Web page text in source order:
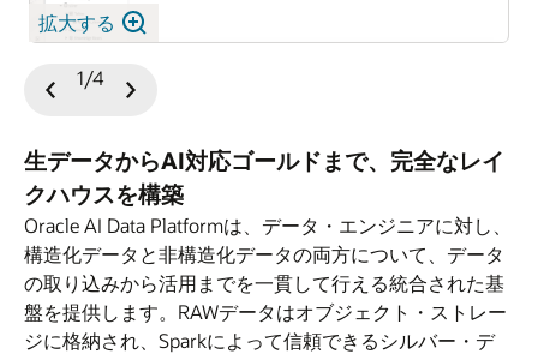
拡大する
生データからAI対応ゴールドまで、完全なレイ
クハウスを構築
Oracle AI Data Platformは、データ・エンジニアに対し、
構造化データと非構造化データの両方について、データ
の取り込みから活用までを一貫して行える統合された基
盤を提供します。RAWデータはオブジェクト・ストレー
ジに格納され、Sparkによって信頼できるシルバー・デ
前
ス
イ
ド
1/4
ス
ラ
イ
ド